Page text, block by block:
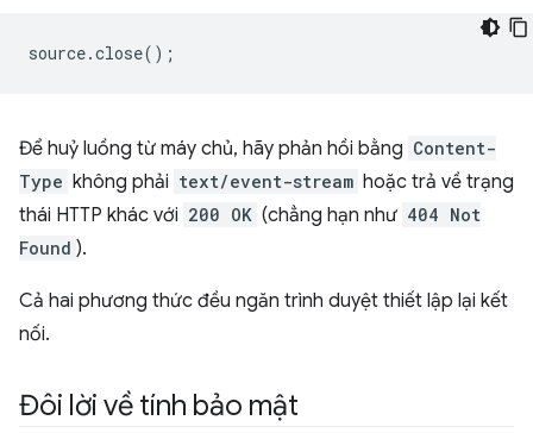
source.close();
Để huỷ luồng từ máy chủ, hãy phản hồi bằng Content-
Type không phải text/event-stream hoặc trả về trạng
thái HTTP khác với 200 OK (chẳng hạn như 404 Not
Found ).
Cả hai phương thức đều ngăn trình duyệt thiết lập lại kết
nối.
Đôi lời về tính bảo mật